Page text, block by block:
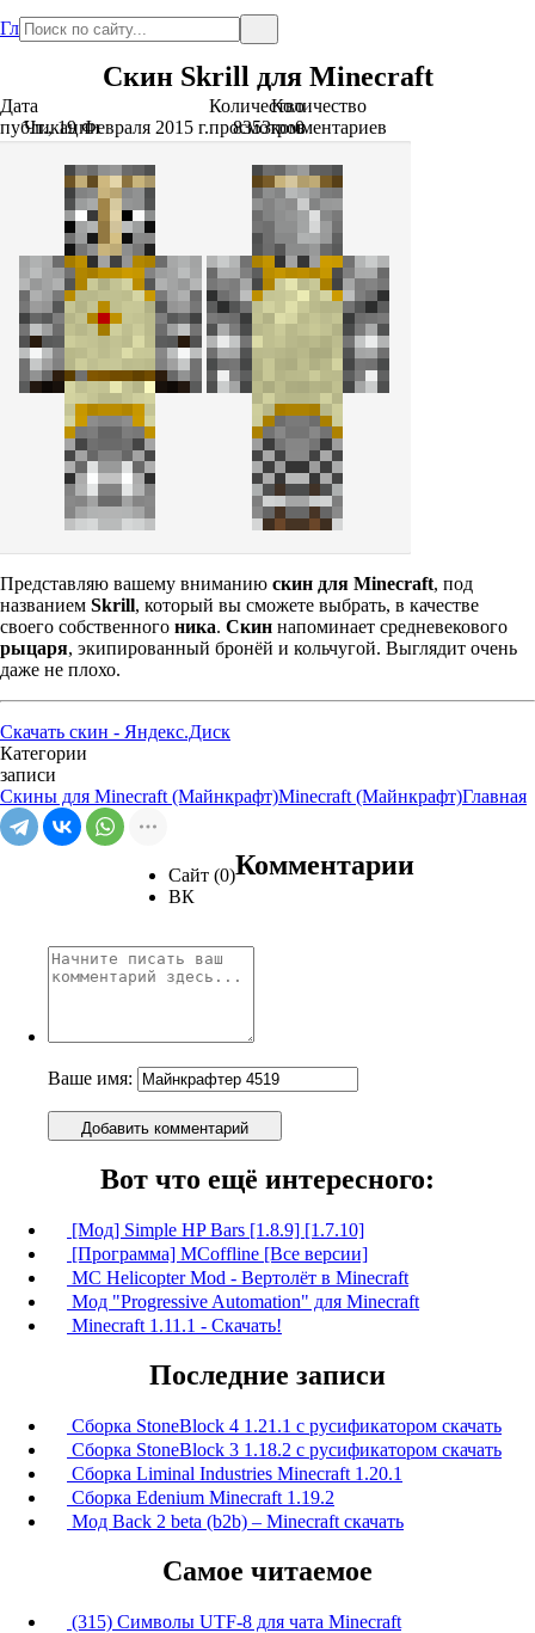
Главная
Скин Skrill для Minecraft
Дата
публикации
Чт., 19 Февраля 2015 г.
Количество
просмотров
8353
Количество
комментариев
0
Представляю вашему вниманию скин для Minecraft, под
названием Skrill, который вы сможете выбрать, в качестве
своего собственного ника. Скин напоминает средневекового
рыцаря, экипированный бронёй и кольчугой. Выглядит очень
даже не плохо.
Скачать скин - Яндекс.Диск
Категории
записи
Скины для Minecraft (Майнкрафт)Minecraft (Майнкрафт)Главная
Сайт (0)
ВК
Комментарии
Ваше имя:
Добавить комментарий
Вот что ещё интересного:
[Мод] Simple HP Bars [1.8.9] [1.7.10]
[Программа] MCoffline [Все версии]
MC Helicopter Mod - Вертолёт в Minecraft
Мод "Progressive Automation" для Minecraft
Minecraft 1.11.1 - Скачать!
Последние записи
Сборка StoneBlock 4 1.21.1 с русификатором скачать
Сборка StoneBlock 3 1.18.2 с русификатором скачать
Сборка Liminal Industries Minecraft 1.20.1
Сборка Edenium Minecraft 1.19.2
Мод Back 2 beta (b2b) – Minecraft скачать
Самое читаемое
(315) Символы UTF-8 для чата Minecraft